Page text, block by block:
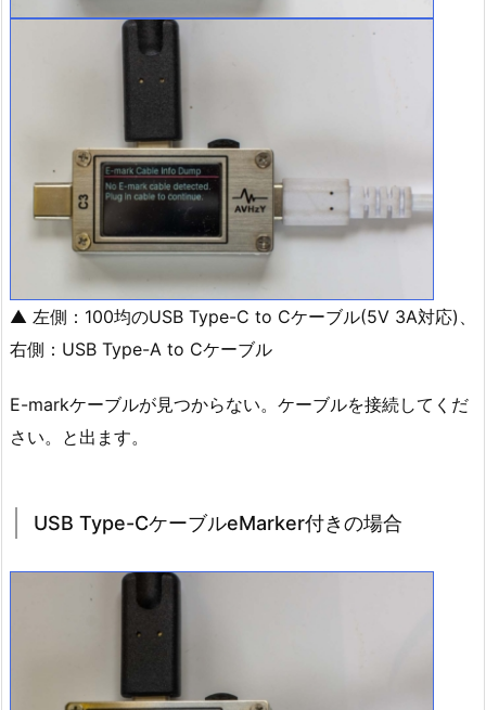
▲ 左側：100均のUSB Type-C to Cケーブル(5V 3A対応)、
右側：USB Type-A to Cケーブル
E-markケーブルが見つからない。ケーブルを接続してくだ
さい。と出ます。
USB Type-CケーブルeMarker付きの場合